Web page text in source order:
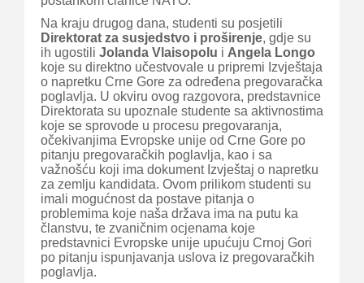
Na kraju drugog dana, studenti su posjetili
Direktorat za susjedstvo i proširenje, gdje su
ih ugostili Jolanda Vlaisopolu i Angela Longo
koje su direktno učestvovale u pripremi Izvještaja
o napretku Crne Gore za određena pregovaračka
poglavlja. U okviru ovog razgovora, predstavnice
Direktorata su upoznale studente sa aktivnostima
koje se sprovode u procesu pregovaranja,
očekivanjima Evropske unije od Crne Gore po
pitanju pregovaračkih poglavlja, kao i sa
važnošću koji ima dokument Izvještaj o napretku
za zemlju kandidata. Ovom prilikom studenti su
imali mogućnost da postave pitanja o
problemima koje naša država ima na putu ka
članstvu, te zvaničnim ocjenama koje
predstavnici Evropske unije upućuju Crnoj Gori
po pitanju ispunjavanja uslova iz pregovaračkih
poglavlja.